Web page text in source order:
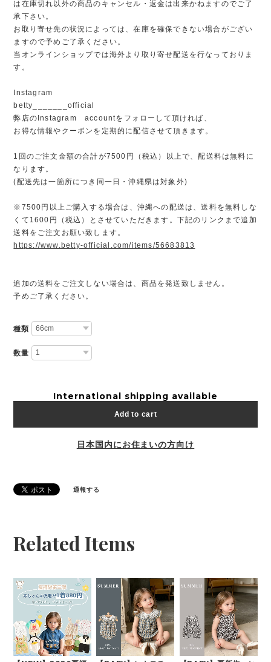
は在庫切れ以外の商品のキャンセル・返金は出来かねますのでご了
承下さい。
お取り寄せ先の状況によっては、在庫を確保できない場合がござい
ますので予めご了承ください。
当オンラインショップでは海外より取り寄せ配送を行なっておりま
す。
Instagram
betty_______official
弊店のInstagram accountをフォローして頂ければ、
お得な情報やクーポンを定期的に配信させて頂きます。
1回のご注文金額の合計が7500円（税込）以上で、配送料は無料に
なります。
(配送先は一箇所につき同一日・沖縄県は対象外)
※7500円以上ご購入する場合は、沖縄への配送は、送料を無料しな
くて1600円（税込）とさせていただきます。下記のリンクまで追加
送料をご注文お願い致します。
https://www.betty-official.com/items/56683813
追加の送料をご注文しない場合は、商品を発送致しません。
予めご了承ください。
種類
数量
International shipping available
Add to cart
日本国内にお住まいの方向け
通報する
Related Items